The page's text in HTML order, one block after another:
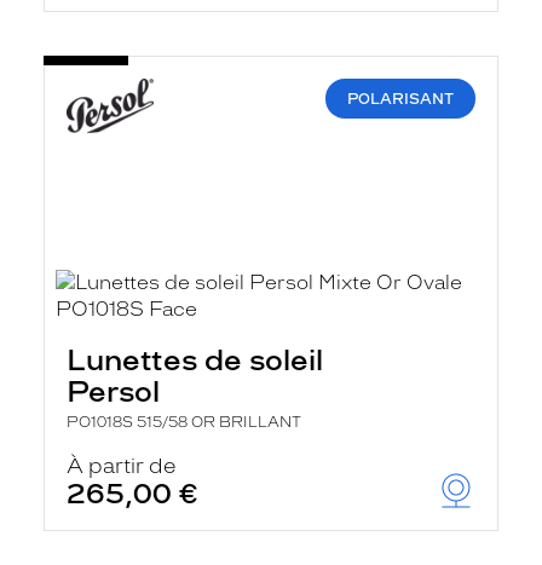
POLARISANT
Lunettes de soleil
Persol
PO1018S 515/58 OR BRILLANT
À partir de
265,00 €